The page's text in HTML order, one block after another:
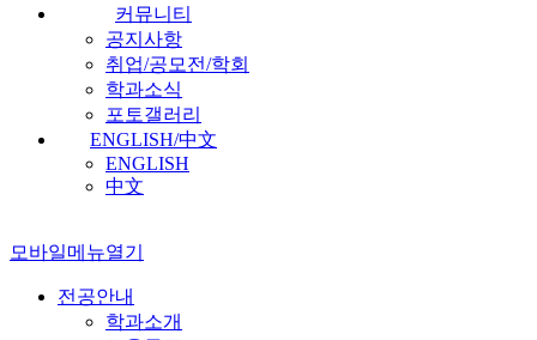
커뮤니티
공지사항
취업/공모전/학회
학과소식
포토갤러리
ENGLISH/中文
ENGLISH
中文
모바일메뉴열기
전공안내
학과소개